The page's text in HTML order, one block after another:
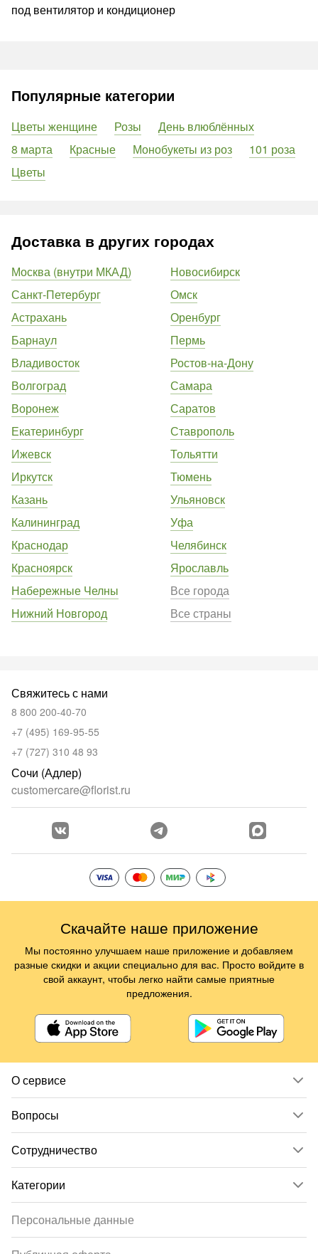
под вентилятор и кондиционер
Популярные категории
Цветы женщине Розы
День влюблённых
8 марта
Красные Монобукеты из роз
101 роза
Цветы
Доставка в других городах
Москва (внутри МКАД)
Санкт-Петербург
Астрахань
Барнаул
Владивосток
Волгоград
Воронеж
Екатеринбург
Ижевск
Иркутск
Казань
Калининград
Краснодар
Красноярск
Набережные Челны
Нижний Новгород
Новосибирск
Омск
Оренбург
Пермь
Ростов-на-Дону
Самара
Саратов
Ставрополь
Тольятти
Тюмень
Ульяновск
Уфа
Челябинск
Ярославль
Все города
Все страны
О сервисе
Вопросы
Сотрудничество
Категории
Свяжитесь с нами
8 800 200-40-70
+7 (495) 169-95-55
+7 (727) 310 48 93
Сочи (Адлер)
customercare@florist.ru
Персональные данные
Скачайте наше приложение
Мы постоянно улучшаем наше приложение и добавляем
разные скидки и акции специально для вас. Просто войдите в
свой аккаунт, чтобы легко найти самые приятные
предложения.